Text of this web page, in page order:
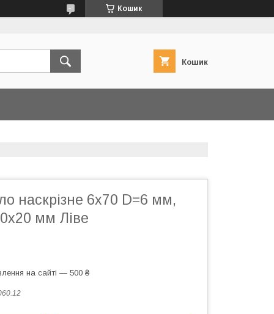
Кошик
Кошик
наскрізне 6х70 D=6 мм,
мм Ліве
на сайті — 500 ₴